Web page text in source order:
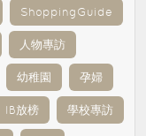
ShoppingGuide
人物專訪
幼稚園 孕婦
IB放榜 學校專訪